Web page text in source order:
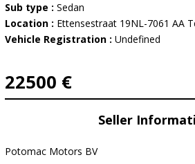
Sub type : Sedan
Location : Ettensestraat 19NL-7061 AA
Vehicle Registration : Undefined
22500 €
Seller
Potomac Motors BV